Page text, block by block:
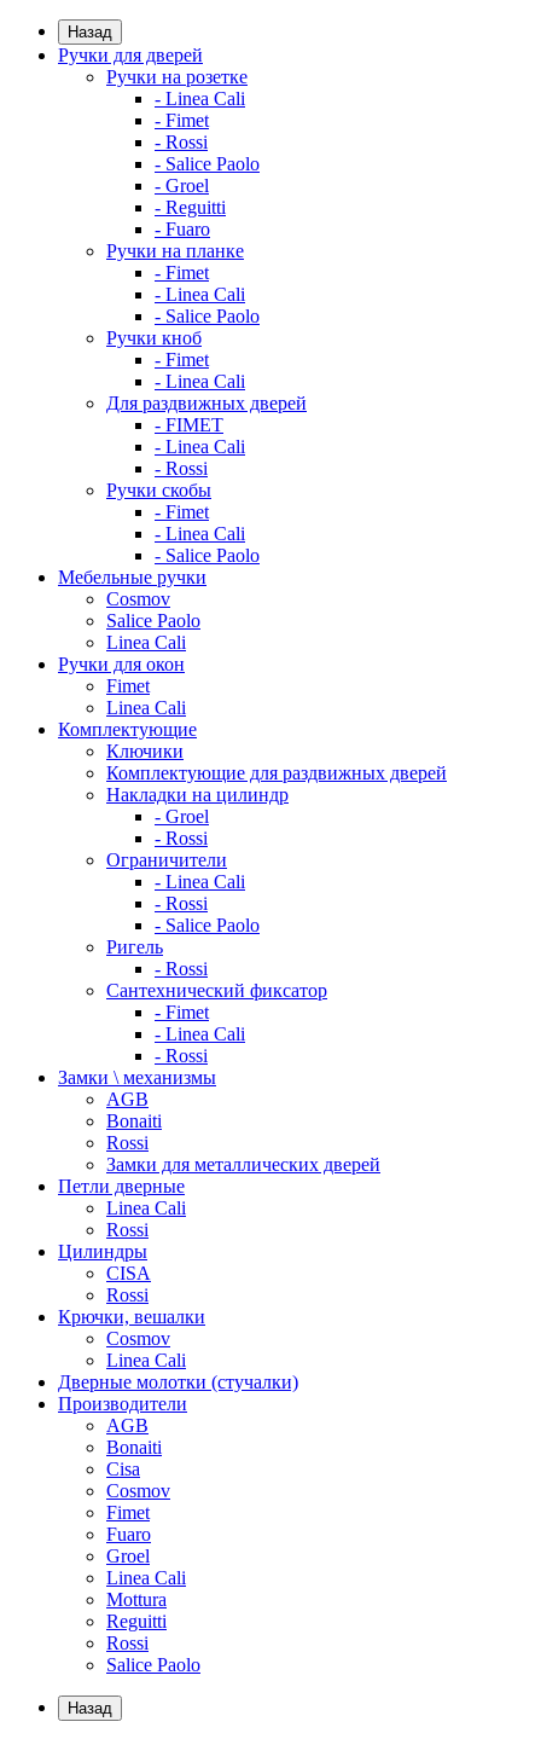
Назад
Ручки для дверей
Ручки на розетке
- Linea Cali
- Fimet
- Rossi
- Salice Paolo
- Groel
- Reguitti
- Fuaro
Ручки на планке
- Fimet
- Linea Cali
- Salice Paolo
Ручки кноб
- Fimet
- Linea Cali
Для раздвижных дверей
- FIMET
- Linea Cali
- Rossi
Ручки скобы
- Fimet
- Linea Cali
- Salice Paolo
Мебельные ручки
Cosmov
Salice Paolo
Linea Cali
Ручки для окон
Fimet
Linea Cali
Комплектующие
Ключики
Комплектующие для раздвижных дверей
Накладки на цилиндр
- Groel
- Rossi
Ограничители
- Linea Cali
- Rossi
- Salice Paolo
Ригель
- Rossi
Сантехнический фиксатор
- Fimet
- Linea Cali
- Rossi
Замки \ механизмы
AGB
Bonaiti
Rossi
Замки для металлических дверей
Петли дверные
Linea Cali
Rossi
Цилиндры
CISA
Rossi
Крючки, вешалки
Cosmov
Linea Cali
Дверные молотки (стучалки)
Производители
AGB
Bonaiti
Cisa
Cosmov
Fimet
Fuaro
Groel
Linea Cali
Mottura
Reguitti
Rossi
Salice Paolo
Назад